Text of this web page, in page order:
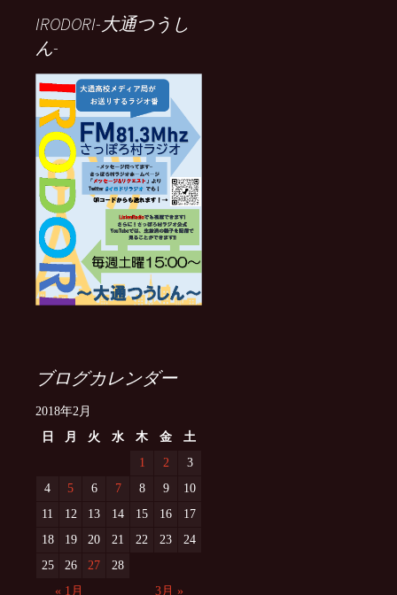
IRODORI-大通つうし
ん-
ブログカレンダー
2018年2月
日
月 火 水 木 金
土
1
2
3
4
5 6 7 8 9
10
11
12 13 14 15 16
17
18
19 20 21 22 23
24
25
26 27
28
« 1月
3月 »